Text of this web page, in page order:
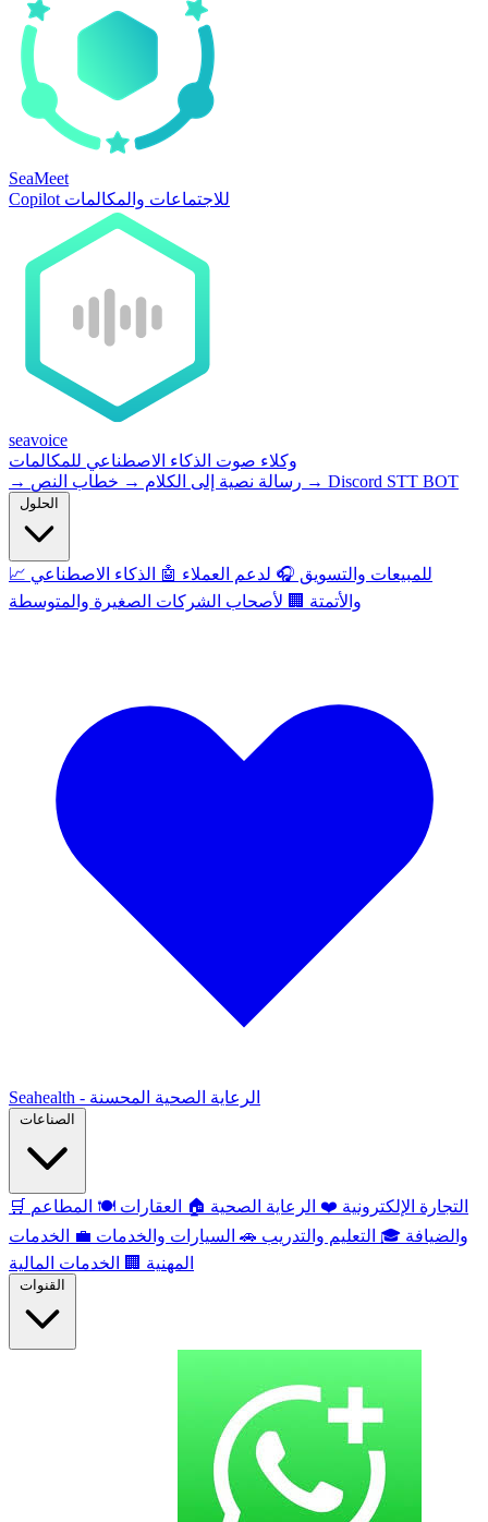
SeaMeet
Copilot للاجتماعات والمكالمات
seavoice
وكلاء صوت الذكاء الاصطناعي للمكالمات
→
رسالة نصية إلى الكلام → → Discord STT BOT
📈 للمبيعات والتسويق 🎧 لدعم العملاء 🤖
الذكاء الاصطناعي
والأتمتة 🏢 لأصحاب الشركات الصغيرة والمتوسطة
Seahealth - الرعاية الصحية المحسنة
🛒 التجارة الإلكترونية ❤️ الرعاية الصحية 🏠 العقارات 🍽️ المطاعم
والضيافة 🎓 التعليم والتدريب 🚗 السيارات والخدمات 💼
الخدمات
المهنية 🏢 الخدمات المالية